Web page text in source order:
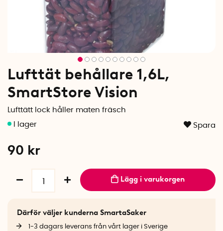
Lufttät behållare 1,6L,
SmartStore Vision
Lufttätt lock håller maten fräsch
Spara
90 kr
Lägg i varukorgen
Därför väljer kunderna SmartaSaker
1-3 dagars leverans från vårt lager i Sverige